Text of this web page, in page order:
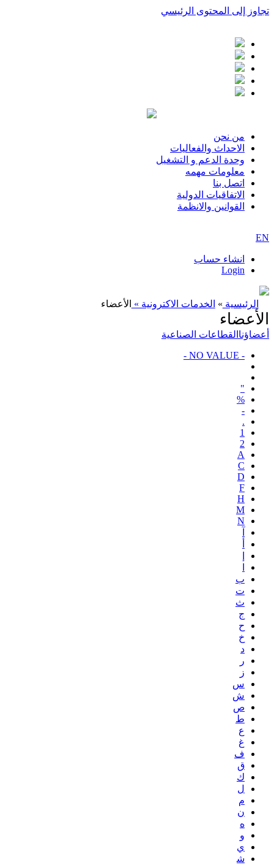
تجاوز إلى المحتوى الرئيسي
من نحن
الاحداث والفعاليات
وحدة الدعم و التشغيل
معلومات مهمه
اتصل بنا
الاتفاقيات الدولية
القوانين والانظمة
EN
انشاء حساب
Login
الرئيسية » الخدمات الاكترونية » الأعضاء
الأعضاء
أعضاؤنا القطاعات الصناعية
- NO VALUE -
"
%
-
.
1
2
A
C
D
F
H
M
N
ب
ت
ث
ج
ح
خ
د
ر
ز
س
ش
ص
ط
ع
غ
ف
ق
ك
ل
م
ن
ه
و
ي
ﺷ